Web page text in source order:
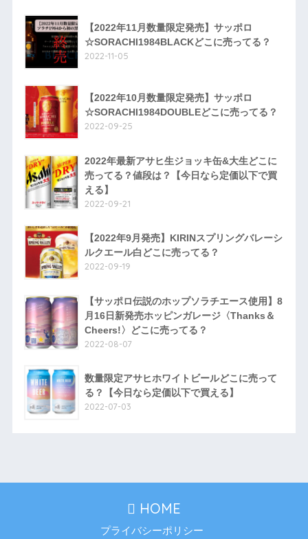
【2022年11月数量限定発売】サッポロ
☆SORACHI1984BLACKどこに売ってる？
2022-11-05
【2022年10月数量限定発売】サッポロ
☆SORACHI1984DOUBLEどこに売ってる？
2022-09-25
2022年最新アサヒ生ジョッキ缶&大生どこに
売ってる？値段は？【今日なら定価以下で買
える】
2022-09-21
【2022年9月発売】KIRINスプリングバレーシ
ルクエール白どこに売ってる？
2022-09-19
【サッポロ伝説のホップソラチエース使用】8
月16日新発売ホッピンガレージ〈Thanks＆
Cheers!〉どこに売ってる？
2022-08-07
数量限定アサヒホワイトビールどこに売って
る？【今日なら定価以下で買える】
2022-07-03
HOME
プライバシーポリシー